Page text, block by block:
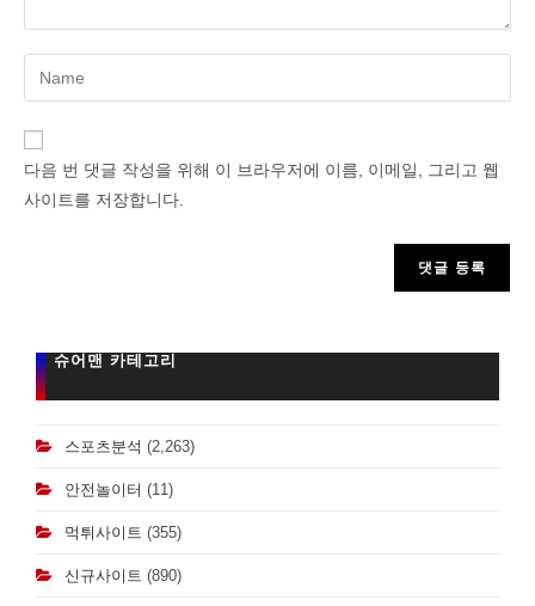
Enter
your
name
다음 번 댓글 작성을 위해 이 브라우저에 이름, 이메일, 그리고 웹
사이트를 저장합니다.
슈어맨 카테고리
스포츠분석 (2,263)
안전놀이터 (11)
먹튀사이트 (355)
신규사이트 (890)